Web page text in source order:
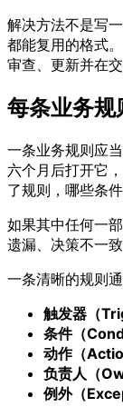
解决方法不是写
都能复用的格式
审查、更新并在
每条业务规
一条业务规则应
六个月后打开它
了规则，哪些条
如果其中任何一
遗漏、决策不一
一条清晰的规则
触发器（
条件（
动作（
负责人（
例外（